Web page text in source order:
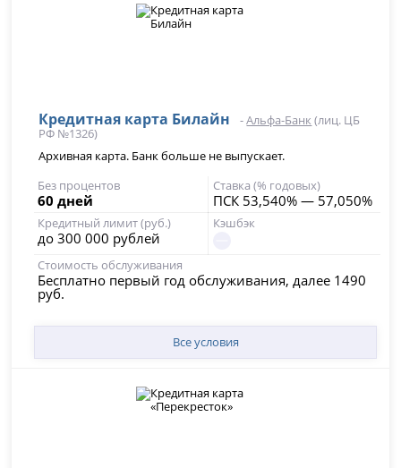
Кредитная карта Билайн -Альфа-Банк (лиц. ЦБ
РФ №1326)
Архивная карта. Банк больше не выпускает.
Без процентов
60 дней
Ставка (% годовых)
ПСК 53,540% — 57,050%
Кредитный лимит (руб.)
до 300 000 рублей
Кэшбэк
Стоимость обслуживания
Бесплатно первый год обслуживания, далее 1490
руб.
Все условия